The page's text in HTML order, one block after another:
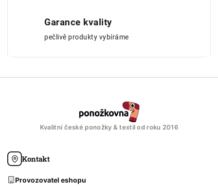
Garance kvality
pečlivě produkty vybíráme
Kvalitní české ponožky & textil od roku 2016
Kontakt
Provozovatel eshopu